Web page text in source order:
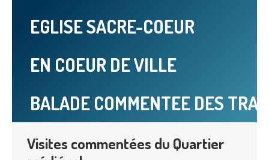
EGLISE SACRE-COEUR
EN COEUR DE VILLE
BALADE COMMENTEE DES
Visites commentées du Quartier